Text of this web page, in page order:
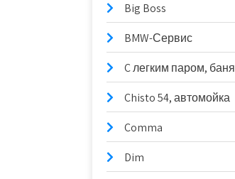
Big Boss
BMW-Сервис
C легким паром, баня
Chisto 54, автомойка
Comma
Dim